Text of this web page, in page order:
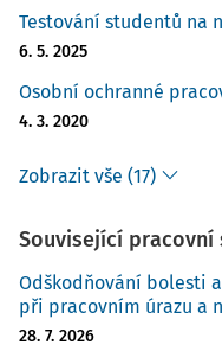
Testování studentů na
6. 5. 2025
Osobní ochranné
4. 3. 2020
Zobrazit vše (17)
Související pracovní
Odškodňování bolesti
při pracovním úrazu a
28. 7. 2026